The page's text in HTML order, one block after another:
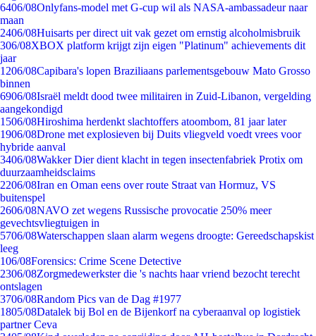
6406/08Onlyfans-model met G-cup wil als NASA-ambassadeur naar
maan
2406/08Huisarts per direct uit vak gezet om ernstig alcoholmisbruik
306/08XBOX platform krijgt zijn eigen "Platinum" achievements dit
jaar
1206/08Capibara's lopen Braziliaans parlementsgebouw Mato Grosso
binnen
6906/08Israël meldt dood twee militairen in Zuid-Libanon, vergelding
aangekondigd
1506/08Hiroshima herdenkt slachtoffers atoombom, 81 jaar later
1906/08Drone met explosieven bij Duits vliegveld voedt vrees voor
hybride aanval
3406/08Wakker Dier dient klacht in tegen insectenfabriek Protix om
duurzaamheidsclaims
2206/08Iran en Oman eens over route Straat van Hormuz, VS
buitenspel
2606/08NAVO zet wegens Russische provocatie 250% meer
gevechtsvliegtuigen in
5706/08Waterschappen slaan alarm wegens droogte: Gereedschapskist
leeg
106/08Forensics: Crime Scene Detective
2306/08Zorgmedewerkster die 's nachts haar vriend bezocht terecht
ontslagen
3706/08Random Pics van de Dag #1977
1805/08Datalek bij Bol en de Bijenkorf na cyberaanval op logistiek
partner Ceva